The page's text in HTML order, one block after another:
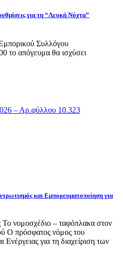
για τη “Λευκή Νύχτα”
Συλλόγου
το απόγευμα θα ισχύσει
– Αρ.φύλλου 10.323
και Εμπορευματοποίηση για
νομοσχέδιο – ταφόπλακα στον
Ο πρόσφατος νόμος του
για τη διαχείριση των